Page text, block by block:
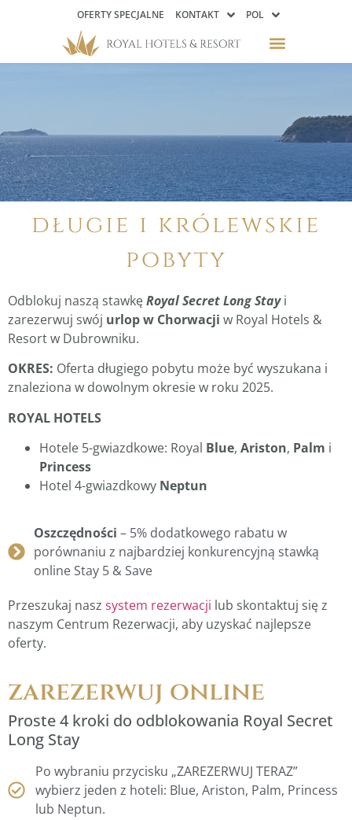
OFERTY SPECJALNE KONTAKT POL
długie i królewskie
pobyty
Odblokuj naszą stawkęRoyal Secret Long Stayi
zarezerwuj swój urlop w Chorwacji w Royal Hotels &
Resort w Dubrowniku.
OKRES: Oferta długiego pobytu może być wyszukana i
znaleziona w dowolnym okresie w roku 2025.
ROYAL HOTELS
Hotele 5-gwiazdkowe: Royal Blue, Ariston, Palm i
Princess
Hotel 4-gwiazdkowy Neptun
Oszczędności – 5% dodatkowego rabatu w
porównaniu z najbardziej konkurencyjną stawką
online Stay 5 & Save
Przeszukaj nasz system rezerwacji lub skontaktuj się z
naszym Centrum Rezerwacji, aby uzyskać najlepsze
oferty.
zarezerwuj online
Proste 4 kroki do odblokowania Royal Secret
Long Stay
Po wybraniu przycisku „ZAREZERWUJ TERAZ”
wybierz jeden z hoteli: Blue, Ariston, Palm, Princess
lub Neptun.